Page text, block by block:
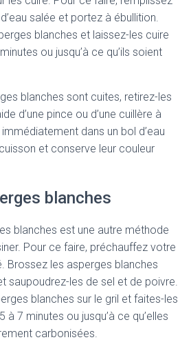
salée et portez à ébullition.
blanches et laissez-les cuire
ou jusqu’à ce qu’ils soient
blanches sont cuites, retirez-les
d’une pince ou d’une cuillère à
dans un bol d’eau
et conserve leur couleur
blanches
blanches est une autre méthode
Pour ce faire, préchauffez votre
Brossez les asperges blanches
saupoudrez-les de sel et de poivre.
blanches sur le gril et faites-les
à 7 minutes ou jusqu’à ce qu’elles
carbonisées.